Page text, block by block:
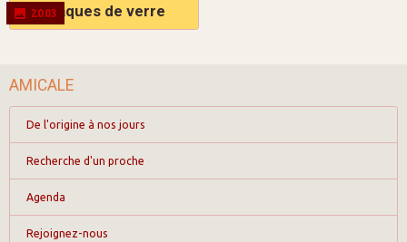
2003Plaques de verre
AMICALE
De l'origine à nos jours
Recherche d'un proche
Agenda
Rejoignez-nous